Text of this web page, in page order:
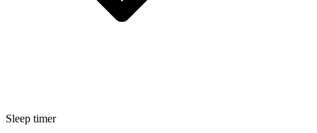
Sleep timer